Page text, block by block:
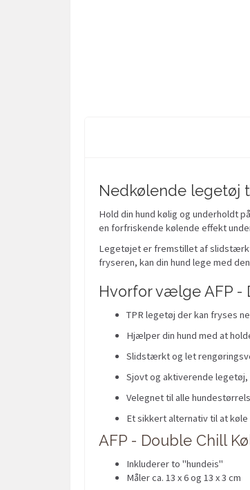
Nedkølende legetøj
Hold din hund kølig og underholdt
en forfriskende kølende effekt
Legetøjet er fremstillet af slidstærkt
fryseren, kan din hund lege med
Hvorfor vælge AFP -
TPR legetøj der kan fryses
Hjælper din hund med at
Slidstærkt og let
Sjovt og aktiverende
Velegnet til alle
Et sikkert alternativ til at
AFP - Double Chill
Inkluderer to "hundeis"
Måler ca. 13 x 6 og 13 x 3 cm